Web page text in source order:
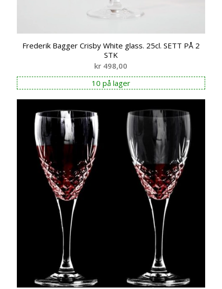
Frederik Bagger Crisby White glass. 25cl. SETT PÅ 2
STK
kr 498,00
10 på lager